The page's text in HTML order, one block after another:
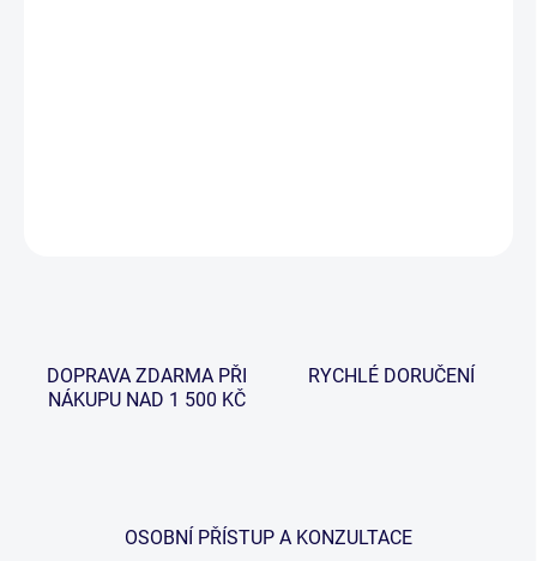
DOPRAVA ZDARMA PŘI
NÁKUPU NAD 1 500 KČ
RYCHLÉ DORUČENÍ
OSOBNÍ PŘÍSTUP A KONZULTACE